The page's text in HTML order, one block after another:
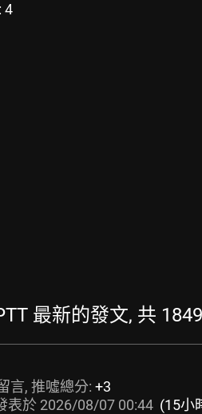
4
最新的發文, 共
言, 推噓總分: +3
表於 2026/08/07 00:44 (15小